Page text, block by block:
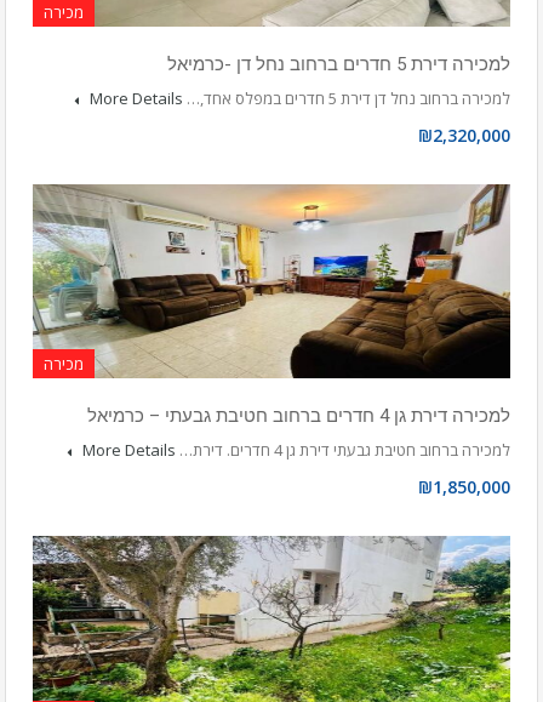
מכירה
למכירה דירת 5 חדרים ברחוב נחל דן -כרמיאל
למכירה ברחוב נחל דן דירת 5 חדרים במפלס אחד,…
More Details
₪2,320,000
מכירה
למכירה דירת גן 4 חדרים ברחוב חטיבת גבעתי – כרמיאל
למכירה ברחוב חטיבת גבעתי דירת גן 4 חדרים. דירת…
More Details
₪1,850,000